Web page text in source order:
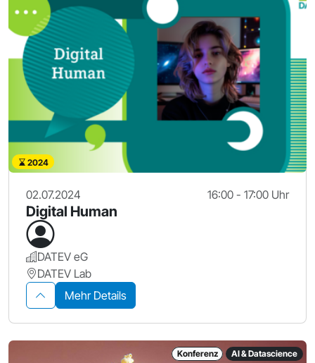
2024
02.07.2024 16:00 - 17:00 Uhr
Digital Human
DATEV eG
DATEV Lab
Mehr Details
Konferenz AI & Datascience